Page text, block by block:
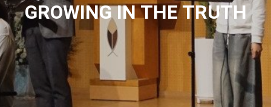
GROWING IN THE TRUTH